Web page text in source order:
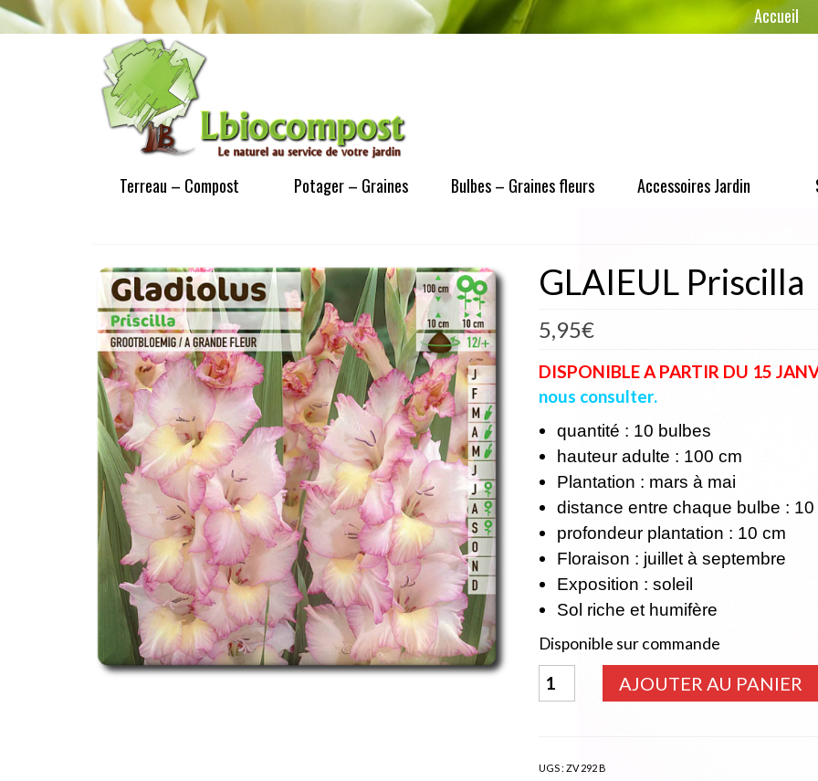
Accueil
Terreau – Compost Potager – Graines Bulbes – Graines fleurs Accessoires Jardin
GLAIEUL Priscilla
5,95€
DISPONIBLE A PARTIR DU 15
nous consulter.
quantité : 10 bulbes
hauteur adulte : 100 cm
Plantation : mars à mai
distance entre chaque bulbe : 10
profondeur plantation : 10 cm
Floraison : juillet à septembre
Exposition : soleil
Sol riche et humifère
Disponible sur commande
quantité
de
AJOUTER AU PANIER
UGS : ZV 292 B